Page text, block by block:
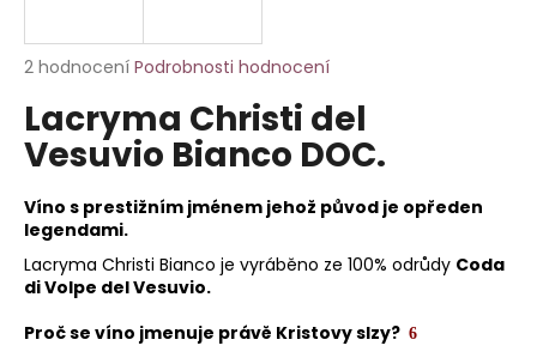
Průměrné
produktu
je
3,5
5
hvězdiček.
2 hodnocení Podrobnosti hodnocení
Lacryma Christi del
Vesuvio Bianco DOC.
Víno s prestižním jménem jehož původ je opředen
legendami.
Lacryma Christi Bianco je vyráběno ze 100% odrůdy Coda
di Volpe del Vesuvio.
Proč se víno jmenuje právě Kristovy slzy? 6
j
t
?
HLEDAT